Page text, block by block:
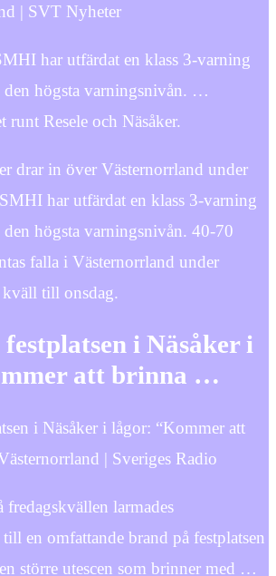
| SVT Nyheter
har utfärdat en klass 3-varning
den högsta varningsnivån. …
runt Resele och Näsåker.
drar in över Västernorrland under
har utfärdat en klass 3-varning
högsta varningsnivån. 40-70
falla i Västernorrland under
till onsdag.
festplatsen i Näsåker i
att brinna …
i Näsåker i lågor: “Kommer att
| Sveriges Radio
larmades
en omfattande brand på festplatsen
större utescen som brinner med …